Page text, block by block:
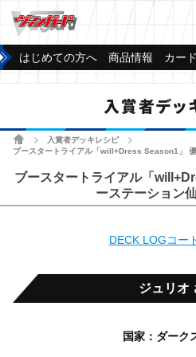
はじめての方へ 商品情報 カー
入賞者デッ
ホーム 入賞者デッキレシピ
ブースタートライアル「will+Dress Season1」
ブースタートライアル「
ーステーション
DECK LOGコー
ジュリオ
国家：ダーク